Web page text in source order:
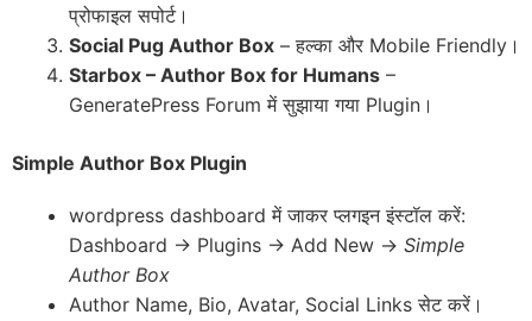
प्रोफाइल सपोर्ट।
Social Pug Author Box – हल्का और Mobile Friendly।
Starbox – Author Box for Humans –
GeneratePress Forum में सुझाया गया Plugin।
Simple Author Box Plugin
wordpress dashboard में जाकर प्लगइन इंस्टॉल करें:
Dashboard → Plugins → Add New → Simple
Author Box
Author Name, Bio, Avatar, Social Links सेट करें।